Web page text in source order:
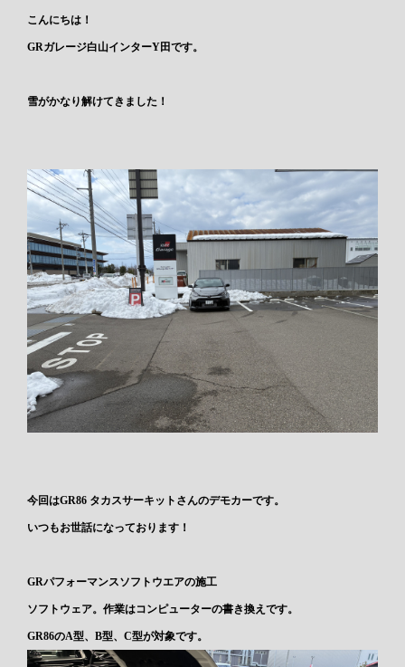
こんにちは！
GRガレージ白山インターY田です。
雪がかなり解けてきました！
今回はGR86 タカスサーキットさんのデモカーです。
いつもお世話になっております！
GRパフォーマンスソフトウエアの施工
ソフトウェア。作業はコンピューターの書き換えです。
GR86のA型、B型、C型が対象です。